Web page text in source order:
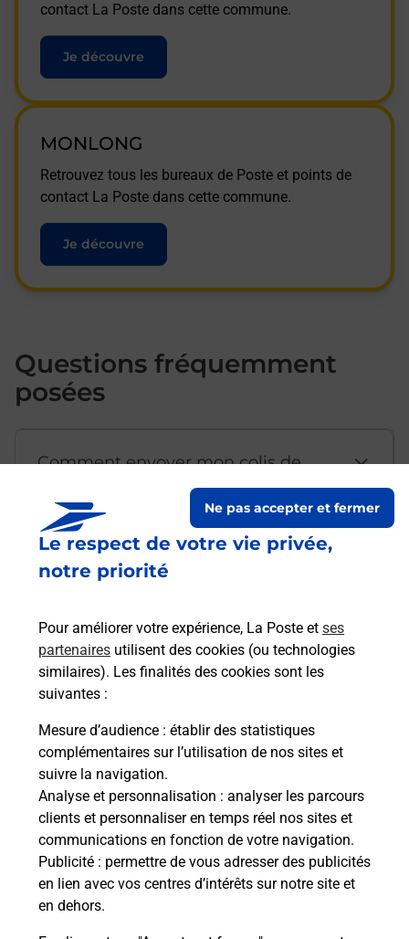
Le respect de votre vie privée,
notre priorité
Pour améliorer votre expérience, La Poste et ses
partenaires utilisent des cookies (ou technologies
similaires). Les finalités des cookies sont les
suivantes :
Mesure d’audience : établir des statistiques
complémentaires sur l’utilisation de nos sites et
suivre la navigation.
Analyse et personnalisation : analyser les parcours
clients et personnaliser en temps réel nos sites et
communications en fonction de votre navigation.
Publicité : permettre de vous adresser des publicités
en lien avec vos centres d’intérêts sur notre site et
en dehors.
Ne pas accepter et fermer
contact La Poste dans cette commune.
Je découvre
MONLONG
Retrouvez tous les bureaux de Poste et points de
contact La Poste dans cette commune.
Je découvre
Questions fréquemment
posées
Comment envoyer mon colis de
Est-il possible d’acheter un
emballage directement depuis un
Comment demander une
modification de livraison ?
Comment La Poste participe-t-elle
à votre sécurité au quotidien ?
Puis-je passer mon code de la route
avec La Poste et sous quelles
conditions ?